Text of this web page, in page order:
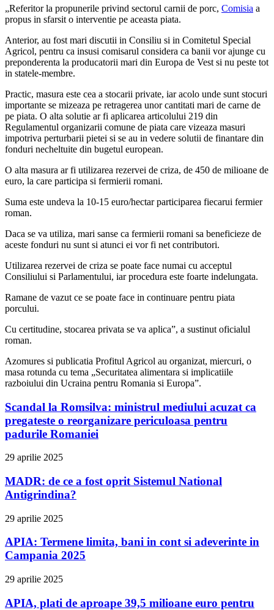
„Referitor la propunerile privind sectorul carnii de porc, Comisia a
propus in sfarsit o interventie pe aceasta piata.
Anterior, au fost mari discutii in Consiliu si in Comitetul Special
Agricol, pentru ca insusi comisarul considera ca banii vor ajunge cu
preponderenta la producatorii mari din Europa de Vest si nu peste tot
in statele-membre.
Practic, masura este cea a stocarii private, iar acolo unde sunt stocuri
importante se mizeaza pe retragerea unor cantitati mari de carne de
pe piata. O alta solutie ar fi aplicarea articolului 219 din
Regulamentul organizarii comune de piata care vizeaza masuri
impotriva perturbarii pietei si se au in vedere solutii de finantare din
fonduri necheltuite din bugetul european.
O alta masura ar fi utilizarea rezervei de criza, de 450 de milioane de
euro, la care participa si fermierii romani.
Suma este undeva la 10-15 euro/hectar participarea fiecarui fermier
roman.
Daca se va utiliza, mari sanse ca fermierii romani sa beneficieze de
aceste fonduri nu sunt si atunci ei vor fi net contributori.
Utilizarea rezervei de criza se poate face numai cu acceptul
Consiliului si Parlamentului, iar procedura este foarte indelungata.
Ramane de vazut ce se poate face in continuare pentru piata
porcului.
Cu certitudine, stocarea privata se va aplica”, a sustinut oficialul
roman.
Azomures si publicatia Profitul Agricol au organizat, miercuri, o
masa rotunda cu tema „Securitatea alimentara si implicatiile
razboiului din Ucraina pentru Romania si Europa”.
Scandal la Romsilva: ministrul mediului acuzat ca
pregateste o reorganizare periculoasa pentru
padurile Romaniei
29 aprilie 2025
MADR: de ce a fost oprit Sistemul National
Antigrindina?
29 aprilie 2025
APIA: Termene limita, bani in cont si adeverinte in
Campania 2025
29 aprilie 2025
APIA, plati de aproape 39,5 milioane euro pentru